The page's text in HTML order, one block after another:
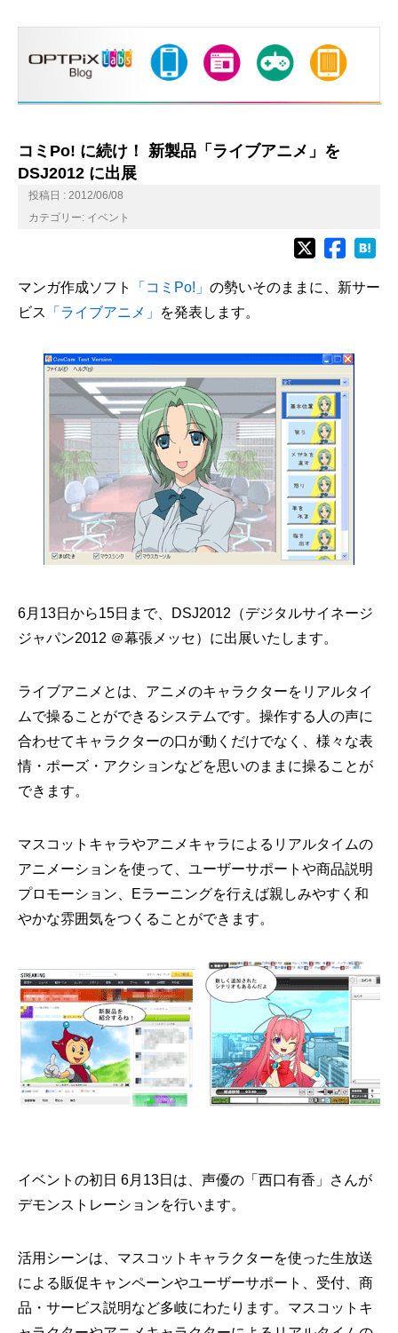
コミPo! に続け！ 新製品「ライブアニメ」を
DSJ2012 に出展
投稿日 : 2012/06/08
カテゴリー: イベント
マンガ作成ソフト 「コミPo!」 の勢いそのままに、新サー
ビス
「ライブアニメ」 を発表します。
6月13日から15日まで、DSJ2012（デジタルサイネージ
ジャパン2012 ＠幕張メッセ）に出展いたします。
ライブアニメとは、アニメのキャラクターをリアルタイ
ムで操ることができるシステムです。操作する人の声に
合わせてキャラクターの口が動くだけでなく、様々な表
情・ポーズ・アクションなどを思いのままに操ることが
できます。
マスコットキャラやアニメキャラによるリアルタイムの
アニメーションを使って、ユーザーサポートや商品説明
プロモーション、Eラーニングを行えば親しみやすく和
やかな雰囲気をつくることができます。
イベントの初日 6月13日は、声優の「西口有香」さんが
デモンストレーションを行います。
活用シーンは、マスコットキャラクターを使った生放送
による販促キャンペーンやユーザーサポート、受付、商
品・サービス説明など多岐にわたります。マスコットキ